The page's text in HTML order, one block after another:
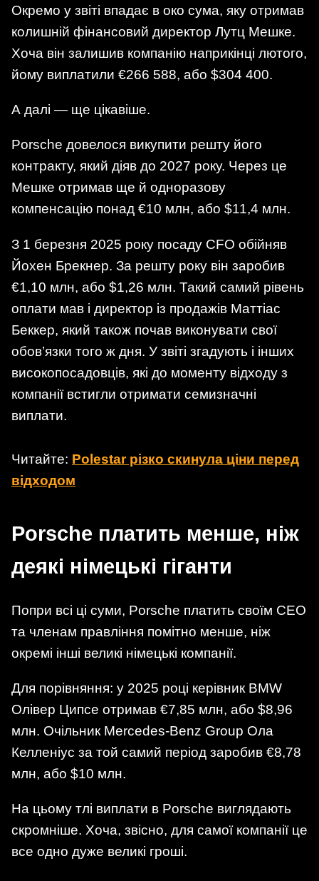
Окремо у звіті впадає в око сума, яку отримав
колишній фінансовий директор Лутц Мешке.
Хоча він залишив компанію наприкінці лютого,
йому виплатили €266 588, або $304 400.
А далі — ще цікавіше.
Porsche довелося викупити решту його
контракту, який діяв до 2027 року. Через це
Мешке отримав ще й одноразову
компенсацію понад €10 млн, або $11,4 млн.
З 1 березня 2025 року посаду CFO обійняв
Йохен Брекнер. За решту року він заробив
€1,10 млн, або $1,26 млн. Такий самий рівень
оплати мав і директор із продажів Маттіас
Беккер, який також почав виконувати свої
обов’язки того ж дня. У звіті згадують і інших
високопосадовців, які до моменту відходу з
компанії встигли отримати семизначні
виплати.
Читайте: Polestar різко скинула ціни перед
відходом
Porsche платить менше, ніж
деякі німецькі гіганти
Попри всі ці суми, Porsche платить своїм CEO
та членам правління помітно менше, ніж
окремі інші великі німецькі компанії.
Для порівняння: у 2025 році керівник BMW
Олівер Ципсе отримав €7,85 млн, або $8,96
млн. Очільник Mercedes-Benz Group Ола
Келленіус за той самий період заробив €8,78
млн, або $10 млн.
На цьому тлі виплати в Porsche виглядають
скромніше. Хоча, звісно, для самої компанії це
все одно дуже великі гроші.